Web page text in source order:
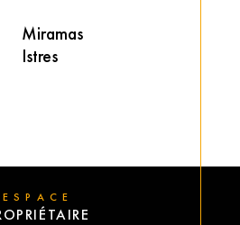
Miramas
Istres
ESPACE